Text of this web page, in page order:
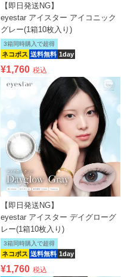
【即日発送NG】
eyestar アイスター アイコニック
グレー(1箱10枚入り)
ネコポス 送料無料 1day
3箱同時購入で超得
¥1,760 税込
【即日発送NG】
eyestar アイスター デイグローグ
レー(1箱10枚入り)
ネコポス 送料無料 1day
3箱同時購入で超得
¥1,760 税込